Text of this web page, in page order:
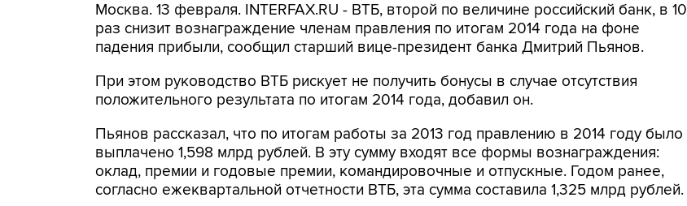
Москва. 13 февраля. INTERFAX.RU - ВТБ, второй по величине российский банк, в 10
раз снизит вознаграждение членам правления по итогам 2014 года на фоне
падения прибыли, сообщил старший вице-президент банка Дмитрий Пьянов.
При этом руководство ВТБ рискует не получить бонусы в случае отсутствия
положительного результата по итогам 2014 года, добавил он.
Пьянов рассказал, что по итогам работы за 2013 год правлению в 2014 году было
выплачено 1,598 млрд рублей. В эту сумму входят все формы вознаграждения:
оклад, премии и годовые премии, командировочные и отпускные. Годом ранее,
согласно ежеквартальной отчетности ВТБ, эта сумма составила 1,325 млрд рублей.